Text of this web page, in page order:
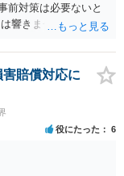
前対策は必要ないと
響きません。そもそ
どうかの問題ですの
なります。 少額訴訟
で、こちらが毅然と
は、低いものと思わ
れますと、対応する
。 当事者での対応で
護士に依頼するなど
りますが、当然費
賠償対応に
役にたった 6